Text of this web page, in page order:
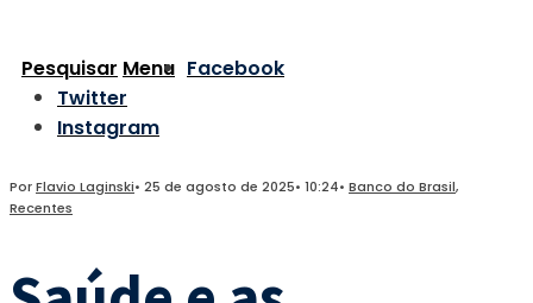
Pesquisar Menu Facebook
Twitter
Instagram
PorFlavio Laginski• 25 de agosto de 2025• 10:24• Banco do Brasil,
Recentes